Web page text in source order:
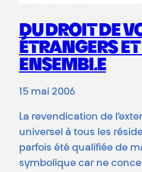
DU DROIT DE
ÉTRANGERS
ENSEMBLE
15 mai 2006
La revendication de
universel à tous les
parfois été qualifiée de
symbolique car ne